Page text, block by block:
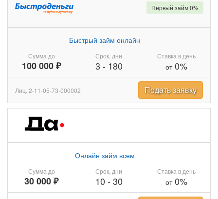
Сумма до
100 000 ₽
Быстрый займ онлайн
Срок, дни
3 - 180
Ставка в день
от0%
Первый займ 0%
Лиц. 2-11-05-73-000002 Подать заявку
Сумма до
30 000 ₽
Онлайн займ всем
Срок, дни
10 - 30
Ставка в день
от0%